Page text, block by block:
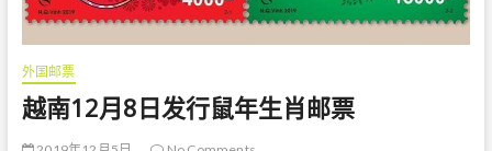
无
票
原
地
外国邮票
越南12月8日发行鼠年生肖邮票